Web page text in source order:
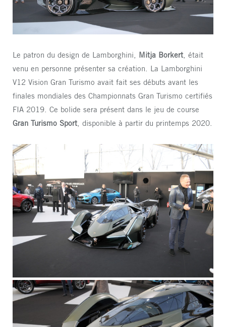
Le patron du design de Lamborghini, Mitja Borkert, était
venu en personne présenter sa création. La Lamborghini
V12 Vision Gran Turismo avait fait ses débuts avant les
finales mondiales des Championnats Gran Turismo certifiés
FIA 2019. Ce bolide sera présent dans le jeu de course
Gran Turismo Sport, disponible à partir du printemps 2020.